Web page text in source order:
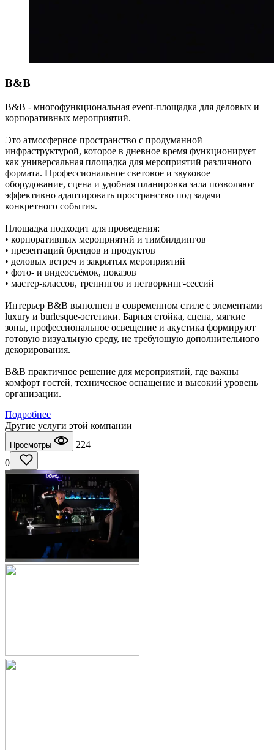
B&B
B&B - многофункциональная event-площадка для деловых и
корпоративных мероприятий.
Это атмосферное пространство с продуманной
инфраструктурой, которое в дневное время функционирует
как универсальная площадка для мероприятий различного
формата. Профессиональное световое и звуковое
оборудование, сцена и удобная планировка зала позволяют
эффективно адаптировать пространство под задачи
конкретного события.
Площадка подходит для проведения:
• корпоративных мероприятий и тимбилдингов
• презентаций брендов и продуктов
• деловых встреч и закрытых мероприятий
• фото- и видеосъёмок, показов
• мастер-классов, тренингов и нетворкинг-сессий
Интерьер B&B выполнен в современном стиле с элементами
luxury и burlesque-эстетики. Барная стойка, сцена, мягкие
зоны, профессиональное освещение и акустика формируют
готовую визуальную среду, не требующую дополнительного
декорирования.
B&B практичное решение для мероприятий, где важны
комфорт гостей, техническое оснащение и высокий уровень
организации.
Подробнее
Другие услуги этой компании
Просмотры
224
0